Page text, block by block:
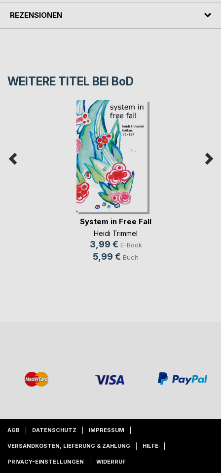
REZENSIONEN
WEITERE TITEL BEI BoD
System in Free Fall
Heidi Trimmel
3,99 € E-Book
5,99 € Buch
AGB DATENSCHUTZ IMPRESSUM
VERSANDKOSTEN, LIEFERUNG & ZAHLUNG HILFE
PRIVACY-EINSTELLUNGEN WIDERRUF